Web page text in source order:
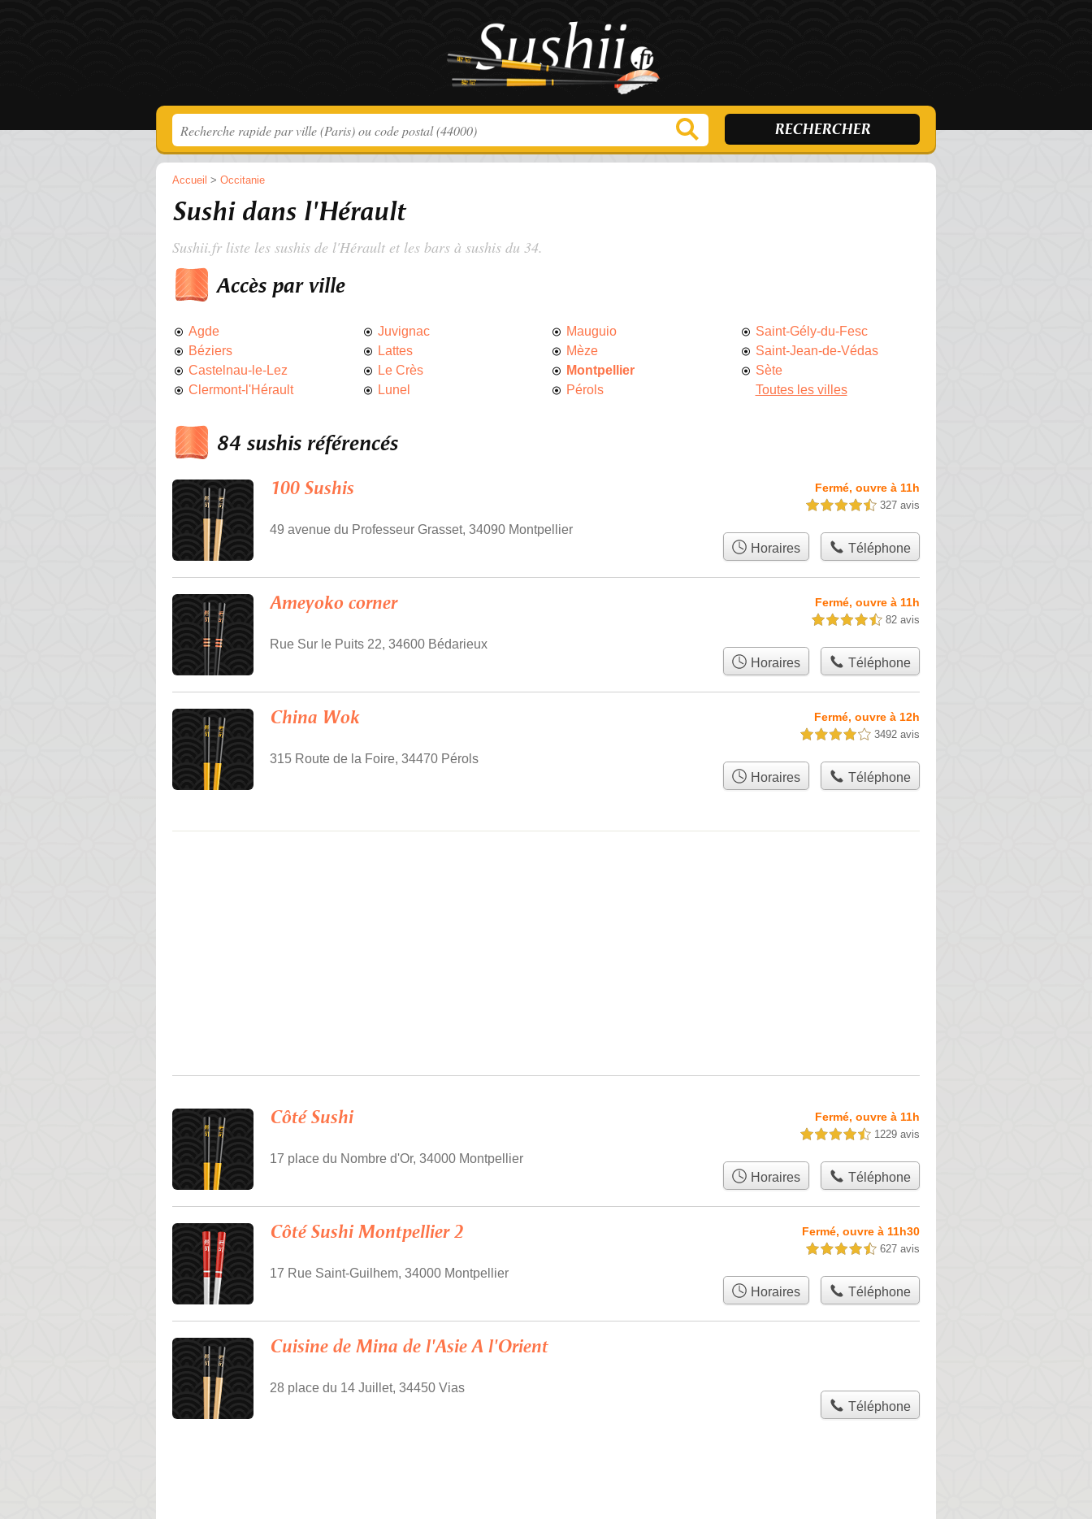
Accueil > Occitanie
Sushi dans l'Hérault
Sushii.fr liste les sushis de l'Hérault et les bars à sushis du 34.
Accès par ville
Agde
Béziers
Castelnau-le-Lez
Clermont-l'Hérault
Juvignac
Lattes
Le Crès
Lunel
Mauguio
Mèze
Montpellier
Pérols
Saint-Gély-du-Fesc
Saint-Jean-de-Védas
Sète
Toutes les villes
84 sushis référencés
100 Sushis
49 avenue du Professeur Grasset, 34090 Montpellier
Fermé, ouvre à 11h
4,5 étoiles sur 5 327 avis
Horaires Téléphone
Ameyoko corner
Rue Sur le Puits 22, 34600 Bédarieux
Fermé, ouvre à 11h
4,5 étoiles sur 5 82 avis
Horaires Téléphone
China Wok
315 Route de la Foire, 34470 Pérols
Fermé, ouvre à 12h
4,0 étoiles sur 5 3492 avis
Horaires Téléphone
Côté Sushi
17 place du Nombre d'Or, 34000 Montpellier
Fermé, ouvre à 11h
4,5 étoiles sur 5 1229 avis
Horaires Téléphone
Côté Sushi Montpellier 2
17 Rue Saint-Guilhem, 34000 Montpellier
Fermé, ouvre à 11h30
4,5 étoiles sur 5 627 avis
Horaires Téléphone
Cuisine de Mina de l'Asie A l'Orient
28 place du 14 Juillet, 34450 Vias
Téléphone